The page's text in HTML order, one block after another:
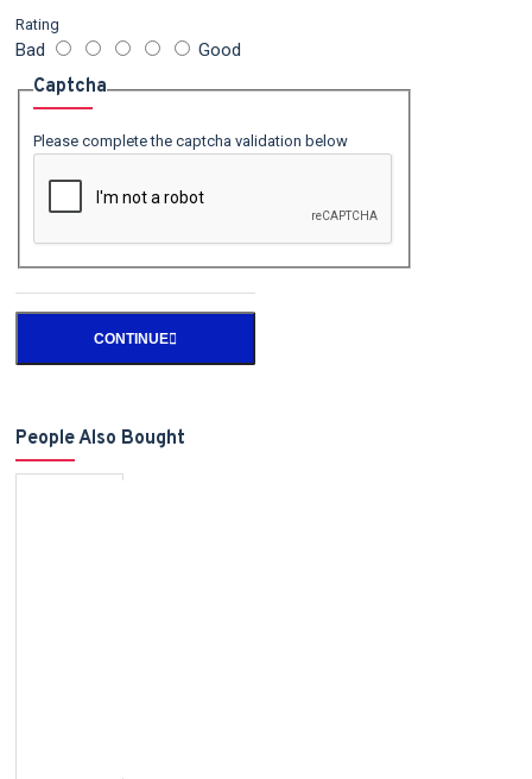
Rating
Bad Good
Captcha
Please complete the captcha validation below
CONTINUE
People Also Bought